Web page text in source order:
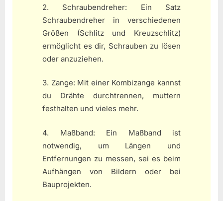
2. Schraubendreher: Ein Satz
Schraubendreher in verschiedenen
Größen (Schlitz und Kreuzschlitz)
ermöglicht es dir, Schrauben zu lösen
oder anzuziehen.
3. Zange: Mit einer Kombizange kannst
du Drähte durchtrennen, muttern
festhalten und vieles mehr.
4. Maßband: Ein Maßband ist
notwendig, um Längen und
Entfernungen zu messen, sei es beim
Aufhängen von Bildern oder bei
Bauprojekten.